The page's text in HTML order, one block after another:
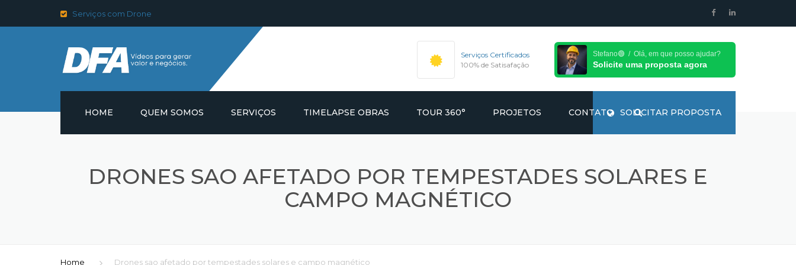
Serviços com Drone
Serviços Certificados
100% de Satisafação
Stefano🟢 / Olá, em que posso ajudar?
Solicite uma proposta agora
SOLICITAR PROPOSTA
HOME QUEM SOMOS SERVIÇOS
VIDEOS IMOBILIÁRIOS
TIMELAPSE OBRAS TOUR 360° PROJETOS CONTATO
DRONES SAO AFETADO POR TEMPESTADES SOLARES E
CAMPO MAGNÉTICO
Home Drones sao afetado por tempestades solares e campo magnético